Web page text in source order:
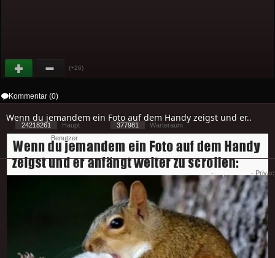
(+26)
Kommentar (0)
Wenn du jemandem ein Foto auf dem Handy zeigst und er..
24218261 Haupt 377981
Warteraum
Benutzer
- -